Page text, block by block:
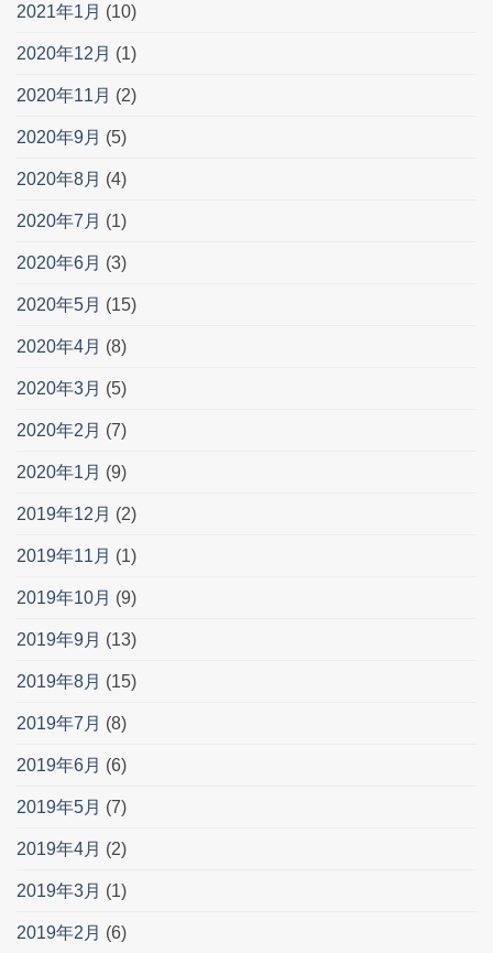
2021年1月 (10)
2020年12月 (1)
2020年11月 (2)
2020年9月 (5)
2020年8月 (4)
2020年7月 (1)
2020年6月 (3)
2020年5月 (15)
2020年4月 (8)
2020年3月 (5)
2020年2月 (7)
2020年1月 (9)
2019年12月 (2)
2019年11月 (1)
2019年10月 (9)
2019年9月 (13)
2019年8月 (15)
2019年7月 (8)
2019年6月 (6)
2019年5月 (7)
2019年4月 (2)
2019年3月 (1)
2019年2月 (6)